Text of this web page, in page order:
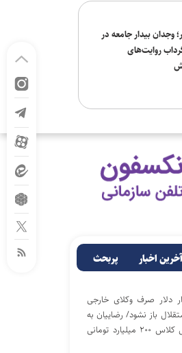
وجدان بیدار جامعه در
روایت‌های
آخرین اخبار پربحث
۴۰۰ هزار دلار صرف وکلای خارجی
باز نشود/ رضاییان به
جای قدرشناسی کلاس ۲۰۰ میلیارد تومانی